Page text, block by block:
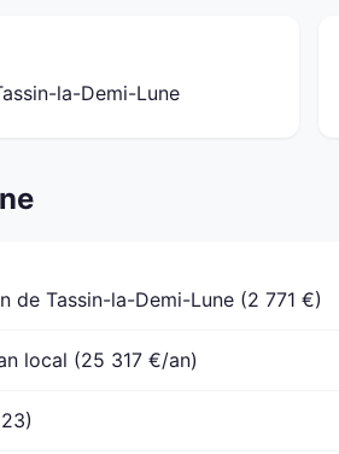
la-Demi-Lune
de Tassin-la-Demi-Lune (2 771 €)
local (25 317 €/an)